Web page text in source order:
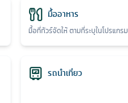
มื้ออาหาร
มื้อที่ทัวร์จัดให้ ตามที่ระบุในโปรแกรม
รถนำเที่ยว